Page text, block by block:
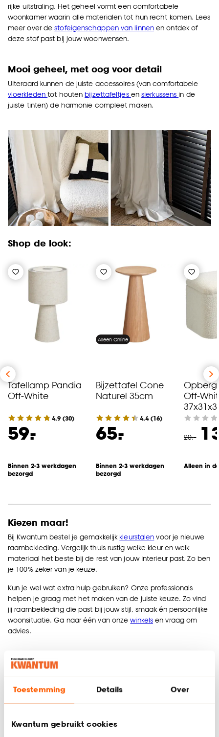
Toestemming Details Over
Kwantum gebruikt cookies
rijke uitstraling. Het geheel vormt een comfortabele
woonkamer waarin alle materialen tot hun recht komen. Lees
meer over destofeigenschappen van linnenen ontdek of
deze stof past bij jouw woonwensen.
Mooi geheel, met oog voor detail
Uiteraard kunnen de juiste accessoires (van comfortabele
vloerkledentot houtenbijzettafeltjes ensierkussens in de
juiste tinten) de harmonie compleet maken.
Shop de look:
Tafellamp Pandia
Off-White
4.9 (30)
59.
-
Binnen 2-3 werkdagen
bezorgd
Alleen Online
Bijzettafel Cone
Naturel 35cm
4.4(16)
65.
-
Binnen 2-3 werkdagen
bezorgd
Off-
20.-
Alleen in
Kiezen maar!
Bij Kwantum bestel je gemakkelijk kleurstalen voor je nieuwe
raambekleding. Vergelijk thuis rustig welke kleur en welk
materiaal het beste bij de rest van jouw interieur past. Zo ben
je 100% zeker van je keuze.
Kun je wel wat extra hulp gebruiken? Onze professionals
helpen je graag met het maken van de juiste keuze. Zo vind
jij raambekleding die past bij jouw stijl, smaak én persoonlijke
woonsituatie. Ga naar één van onzewinkels en vraag om
advies.